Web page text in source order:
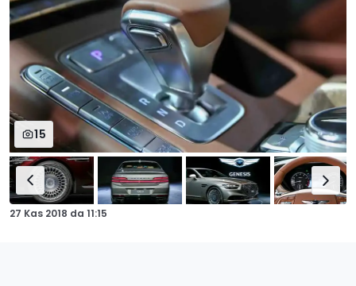
15
27 Kas 2018 da 11:15